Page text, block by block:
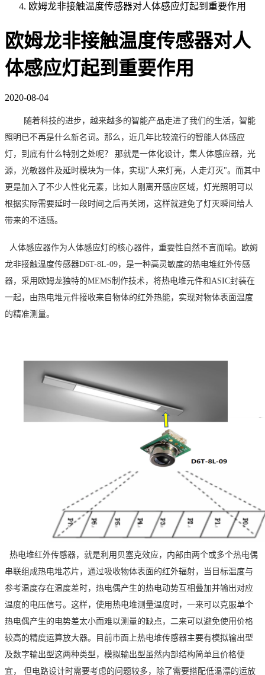
欧姆龙非接触温度传感器对人体感应灯起到重要作用
欧姆龙非接触温度传感器对人
体感应灯起到重要作用
2020-08-04
随着科技的进步，越来越多的智能产品走进了我们的生活，智能
照明已不再是什么新名词。那么，近几年比较流行的智能人体感应
灯，到底有什么特别之处呢？ 那就是一体化设计，集人体感应器，光
源，光敏器件及延时模块为一体，实现"人来灯亮，人走灯灭"。而其中
更是加入了不少人性化元素，比如人刚离开感应区域，灯光照明可以
根据实际需要延时一段时间之后再关闭，这样就避免了灯灭瞬间给人
带来的不适感。
人体感应器作为人体感应灯的核心器件，重要性自然不言而喻。欧姆
龙非接触温度传感器D6T-8L-09，是一种高灵敏度的热电堆红外传感
器，采用欧姆龙独特的MEMS制作技术，将热电堆元件和ASIC封装在
一起，由热电堆元件接收来自物体的红外热能，实现对物体表面温度
的精准测量。
热电堆红外传感器，就是利用贝塞克效应，内部由两个或多个热电偶
串联组成热电堆芯片，通过吸收物体表面的红外辐射，当目标温度与
参考温度存在温度差时，热电偶产生的热电动势互相叠加并输出对应
温度的电压信号。这样，使用热电堆测量温度时，一来可以克服单个
热电偶产生的电势差太小而难以测量的缺点，二来可以避免使用价格
较高的精度运算放大器。目前市面上热电堆传感器主要有模拟输出型
及数字输出型这两种类型，模拟输出型虽然内部结构简单且价格便
宜， 但电路设计时需要考虑的问题较多，除了需要搭配低温漂的运放